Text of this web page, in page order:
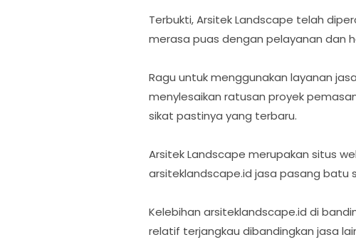
Terbukti, Arsitek Landscape telah
merasa puas dengan pelayanan dan
Ragu untuk menggunakan layanan
menylesaikan ratusan proyek
sikat pastinya yang terbaru.
Arsitek Landscape merupakan situs
arsiteklandscape.id jasa pasang batu
Kelebihan arsiteklandscape.id di
relatif terjangkau dibandingkan jasa